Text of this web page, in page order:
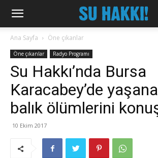
Ana Sayfa Öne çıkanlar
Öne çıkanlar Radyo Programı
Su Hakkı’nda Bursa
Karacabey’de
balık ölümlerini
10 Ekim 2017